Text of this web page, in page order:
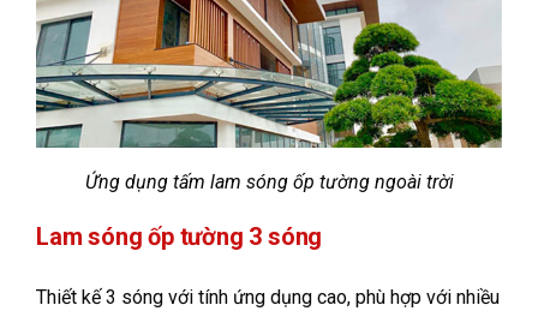
Ứng dụng tấm lam sóng ốp tường ngoài trời
Lam sóng ốp tường 3 sóng
Thiết kế 3 sóng với tính ứng dụng cao, phù hợp với nhiều